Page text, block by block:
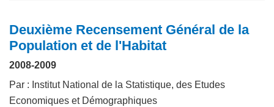
Deuxième Recensement Général de la
Population et de l'Habitat
2008-2009
Par : Institut National de la Statistique, des Etudes
Economiques et Démographiques